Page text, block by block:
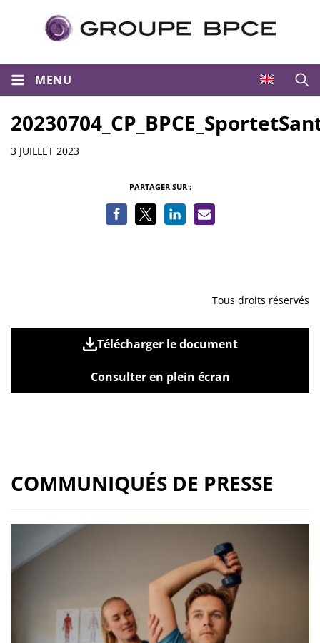
MENU
Informations
3 JUILLET 2023
PARTAGER SUR :
Tous droits réservés
Télécharger le document
Consulter en plein écran
COMMUNIQUÉS DE PRESSE